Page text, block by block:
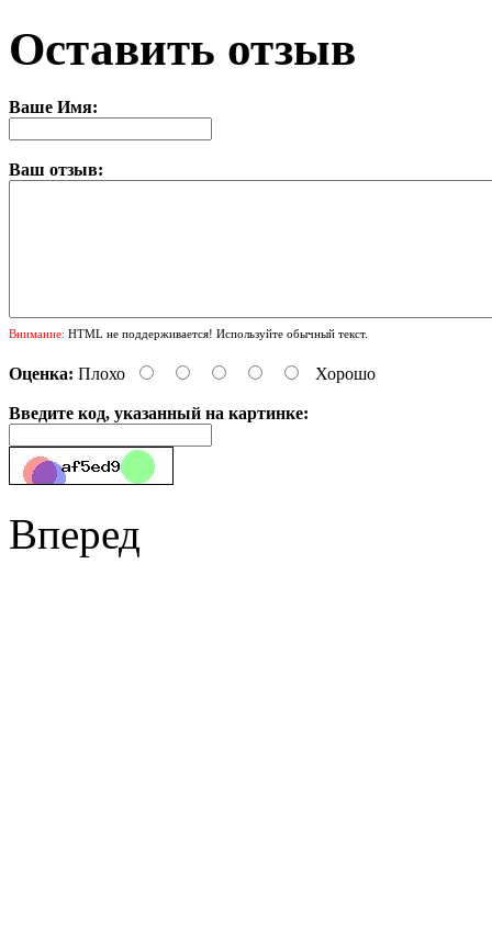
Оставить отзыв
Ваше Имя:
Ваш отзыв:
Внимание: HTML не поддерживается! Используйте обычный текст.
Оценка: Плохо Хорошо
Введите код, указанный на картинке:
Вперед